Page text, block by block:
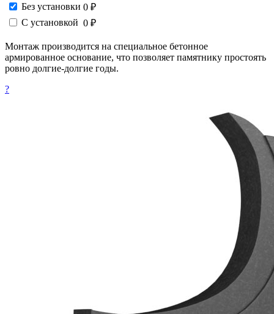
Без установки 0 ₽
С установкой 0 ₽
Монтаж производится на специальное бетонное
армированное основание, что позволяет памятнику простоять
ровно долгие-долгие годы.
?